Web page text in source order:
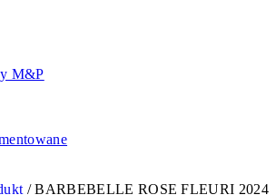
M&P
/BARBEBELLE ROSE FLEURI 2024